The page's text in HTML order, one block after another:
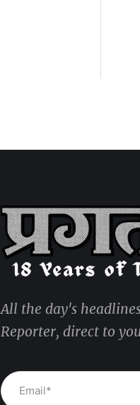
All the day's
Reporter, direct to